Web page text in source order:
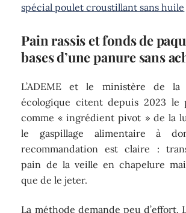
spécial poulet croustillant sans huile
Pain rassis et fonds de
bases d’une panure sans
L’ADEME et le ministère de la
écologique citent depuis 2023 le
comme « ingrédient pivot » de la
le gaspillage alimentaire à
recommandation est claire :
pain de la veille en chapelure
que de le jeter.
La méthode demande peu d’effort.